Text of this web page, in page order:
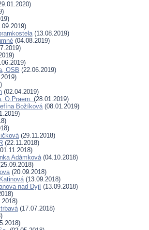
(13.08.2019)
(04.08.2019)
OSB (22.06.2019)
(02.04.2019)
O.Praem. (28.01.2019)
Božíková(08.01.2019)
(29.11.2018)
(22.11.2018)
Adámková(04.10.2018)
(20.09.2018)
(13.09.2018)
nad Dyjí (13.09.2018)
(17.07.2018)